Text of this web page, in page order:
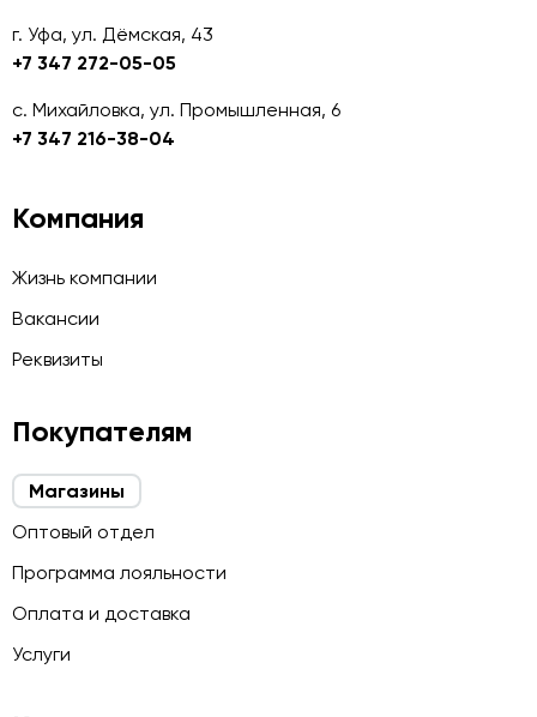
г. Уфа, ул. Дёмская, 43
+7 347 272-05-05
с. Михайловка, ул. Промышленная, 6
+7 347 216-38-04
Компания
Жизнь компании
Вакансии
Реквизиты
Покупателям
Магазины
Оптовый отдел
Программа лояльности
Оплата и доставка
Услуги